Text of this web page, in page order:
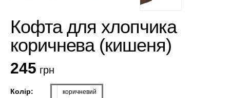
Кофта для хлопчика
коричнева (кишеня)
245 грн
Колір: коричневий